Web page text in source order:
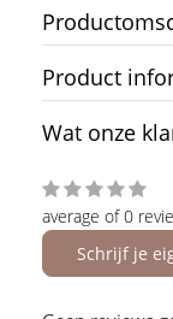
Product
Wat onze
average of 0
Schrijf je